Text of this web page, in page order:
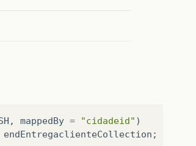
{
, mappedBy = "cidadeid" )
endEntregaclienteCollection ;